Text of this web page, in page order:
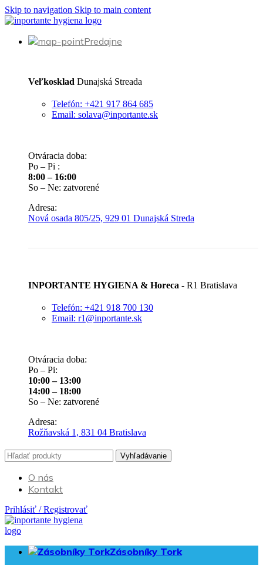
Skip to navigation Skip to main content
Predajne
Veľkosklad Dunajská Streada
Telefón: +421 917 864 685
Email: solava@inportante.sk
Otváracia doba:
Po – Pi :
8:00 – 16:00
So – Ne: zatvorené
Adresa:
Nová osada 805/25, 929 01 Dunajská Streda
INPORTANTE HYGIENA & Horeca - R1 Bratislava
Telefón: +421 918 700 130
Email: r1@inportante.sk
Otváracia doba:
Po – Pi:
10:00 – 13:00
14:00 – 18:00
So – Ne: zatvorené
Adresa:
Rožňavská 1, 831 04 Bratislava
Vyhľadávanie
O nás
Kontakt
Prihlásiť / Registrovať
Zásobníky Tork